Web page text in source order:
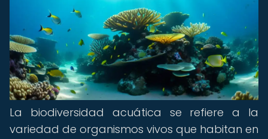
La biodiversidad acuática se refiere a la
variedad de organismos vivos que habitan en